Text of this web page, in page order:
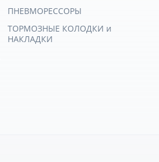
ПНЕВМОРЕССОРЫ
ТОРМОЗНЫЕ КОЛОДКИ и
НАКЛАДКИ